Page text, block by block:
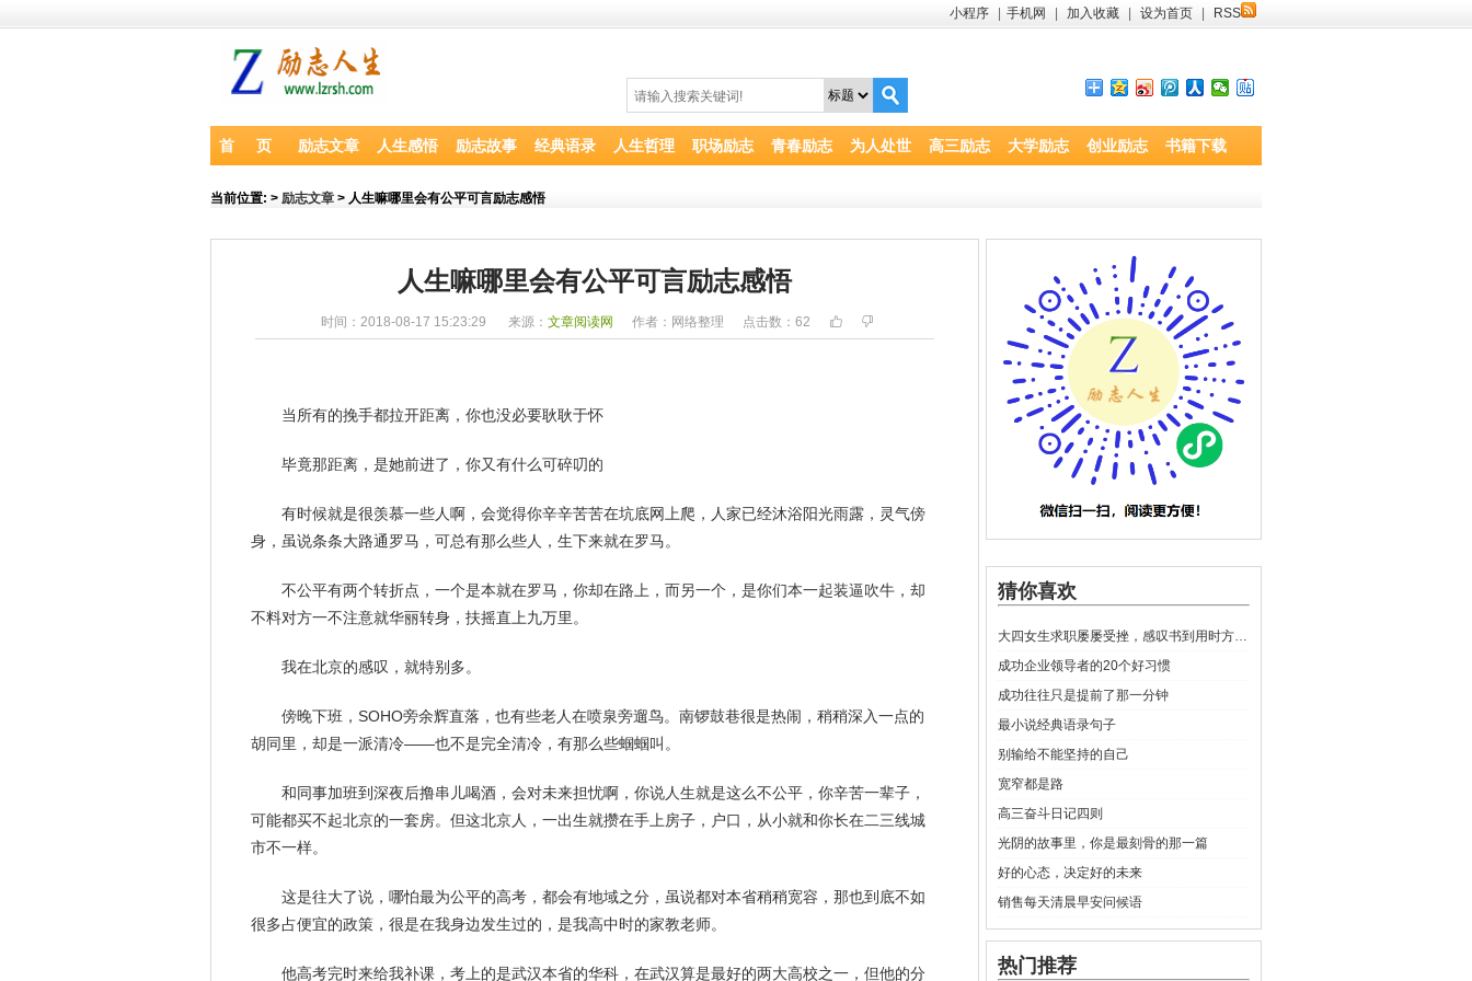
小程序 手机网 加入收藏 设为首页 RSS
首 页 励志文章 人生感悟 励志故事 经典语录 人生哲理 职场励志 青春励志 为人处世 高三励志 大学励志 创业励志 书籍下载
当前位置: > 励志文章 > 人生嘛哪里会有公平可言励志感悟
人生嘛哪里会有公平可言励志感悟
时间：2018-08-17 15:23:29 来源： 文章阅读网 作者：网络整理 点击数： 62
当所有的挽手都拉开距离，你也没必要耿耿于怀
毕竟那距离，是她前进了，你又有什么可碎叨的
有时候就是很羡慕一些人啊，会觉得你辛辛苦苦在坑底网上爬，人家已经沐浴阳光雨露，灵气傍
身，虽说条条大路通罗马，可总有那么些人，生下来就在罗马。
不公平有两个转折点，一个是本就在罗马，你却在路上，而另一个，是你们本一起装逼吹牛，却
不料对方一不注意就华丽转身，扶摇直上九万里。
我在北京的感叹，就特别多。
傍晚下班，SOHO旁余辉直落，也有些老人在喷泉旁遛鸟。南锣鼓巷很是热闹，稍稍深入一点的
胡同里，却是一派清冷——也不是完全清冷，有那么些蝈蝈叫。
和同事加班到深夜后撸串儿喝酒，会对未来担忧啊，你说人生就是这么不公平，你辛苦一辈子，
可能都买不起北京的一套房。但这北京人，一出生就攒在手上房子，户口，从小就和你长在二三线城
市不一样。
这是往大了说，哪怕最为公平的高考 ，都会有地域之分，虽说都对本省稍稍宽容，那也到底不如
很多占便宜的政策，很是在我身边发生过的，是我高中时的家教老师。
他高考完时来给我补课，考上的是武汉本省的华科，在武汉算是最好的两大高校之一，但他的分
猜你喜欢
大四女生求职屡屡受挫，感叹书到用时方恨少
成功企业领导者的20个好习惯
成功往往只是提前了那一分钟
最小说经典语录句子
别输给不能坚持的自己
宽窄都是路
高三奋斗日记四则
光阴的故事里，你是最刻骨的那一篇
好的心态，决定好的未来
销售每天清晨早安问候语
热门推荐